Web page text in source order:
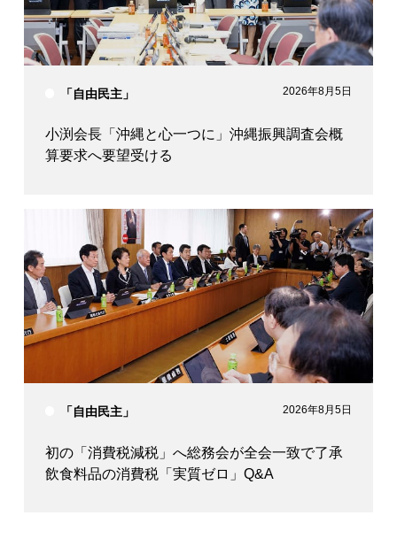
「自由民主」 2026年8月5日
小渕会長「沖縄と心一つに」沖縄振興調査会概
算要求へ要望受ける
「自由民主」 2026年8月5日
初の「消費税減税」へ総務会が全会一致で了承
飲食料品の消費税「実質ゼロ」Q&A